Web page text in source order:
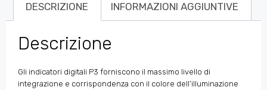
DESCRIZIONE INFORMAZIONI AGGIUNTIVE
Descrizione
Gli indicatori digitali P3 forniscono il massimo livello di
integrazione e corrispondenza con il colore dell’illuminazione